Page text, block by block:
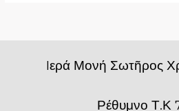
Iερά Μονή Σωτῆρος
Ρέθυμνο Τ.Κ